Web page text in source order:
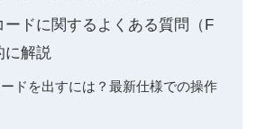
ードに関するよくある質問（F
に解説
ドを出すには？最新仕様での操作